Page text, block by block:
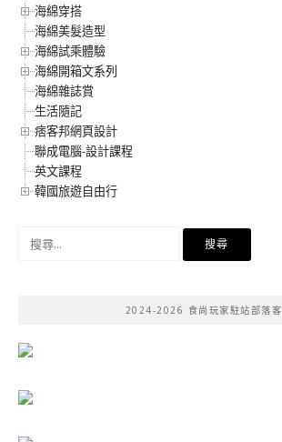
海綿穿搭
海綿美髮造型
海綿試乘體驗
海綿開箱文系列
海綿雜誌賞
生活隨記
痞客邦網頁設計
聯成電腦-設計課程
英文課程
韓國旅遊自由行
2024-2026 食尚玩家駐站部落客